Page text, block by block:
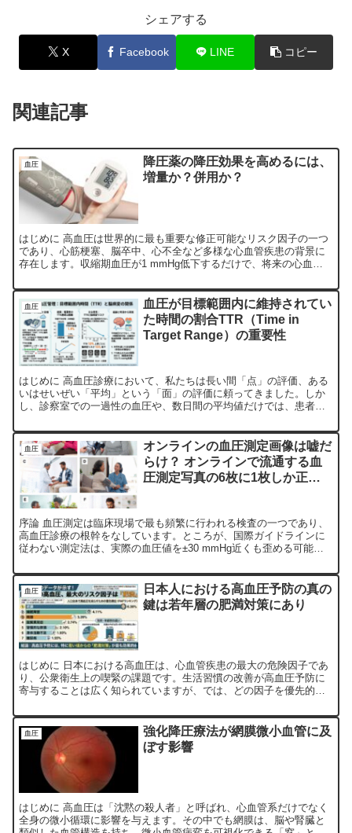
シェアする
X Facebook LINE コピー
関連記事
血圧
降圧薬の降圧効果を高めるには、
増量か？併用か？
はじめに 高血圧は世界的に最も重要な修正可能なリスク因子の一つ
であり、心筋梗塞、脳卒中、心不全など多様な心血管疾患の背景に
存在します。収縮期血圧が1 mmHg低下するだけで、将来の心血管
血圧
血圧が目標範囲内に維持されてい
た時間の割合TTR（Time in
Target Range）の重要性
はじめに 高血圧診療において、私たちは長い間「点」の評価、ある
いはせいぜい「平均」という「面」の評価に頼ってきました。しか
し、診察室での一過性の血圧や、数日間の平均値だけでは、患者さ
血圧
オンラインの血圧測定画像は嘘だ
らけ？ オンラインで流通する血
圧測定写真の6枚に1枚しか正確
序論 血圧測定は臨床現場で最も頻繁に行われる検査の一つであり、
高血圧診療の根幹をなしています。ところが、国際ガイドラインに
従わない測定法は、実際の血圧値を±30 mmHg近くも歪める可能性
血圧
日本人における高血圧予防の真の
鍵は若年層の肥満対策にあり
はじめに 日本における高血圧は、心血管疾患の最大の危険因子であ
り、公衆衛生上の喫緊の課題です。生活習慣の改善が高血圧予防に
寄与することは広く知られていますが、では、どの因子を優先的に
血圧
強化降圧療法が網膜微小血管に及
ぼす影響
はじめに 高血圧は「沈黙の殺人者」と呼ばれ、心血管系だけでなく
全身の微小循環に影響を与えます。その中でも網膜は、脳や腎臓と